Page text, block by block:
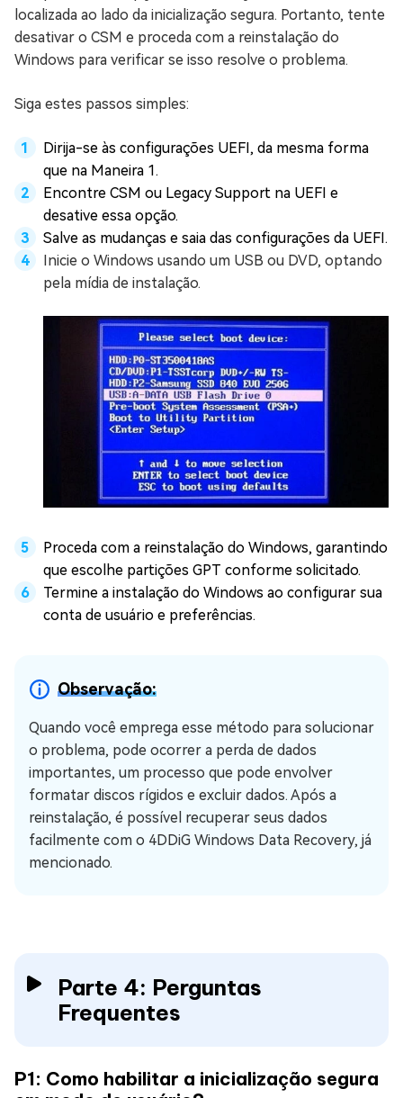
localizada ao lado da inicialização segura. Portanto, tente
desativar o CSM e proceda com a reinstalação do
Windows para verificar se isso resolve o problema.
Siga estes passos simples:
Dirija-se às configurações UEFI, da mesma forma
que na Maneira 1.
Encontre CSM ou Legacy Support na UEFI e
desative essa opção.
Salve as mudanças e saia das configurações da UEFI.
Inicie o Windows usando um USB ou DVD, optando
pela mídia de instalação.
Proceda com a reinstalação do Windows, garantindo
que escolhe partições GPT conforme solicitado.
Termine a instalação do Windows ao configurar sua
conta de usuário e preferências.
Observação:
Quando você emprega esse método para solucionar
o problema, pode ocorrer a perda de dados
importantes, um processo que pode envolver
formatar discos rígidos e excluir dados. Após a
reinstalação, é possível recuperar seus dados
facilmente com o 4DDiG Windows Data Recovery, já
mencionado.
Parte 4: Perguntas
Frequentes
P1: Como habilitar a inicialização segura